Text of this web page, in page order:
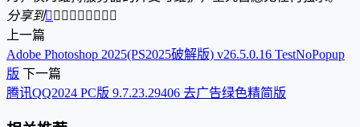
分享到        
上一篇
Adobe Photoshop 2025(PS2025破解版) v26.5.0.16 TestNoPopup
版 下一篇
腾讯QQ2024 PC版 9.7.23.29406 去广告绿色精简版